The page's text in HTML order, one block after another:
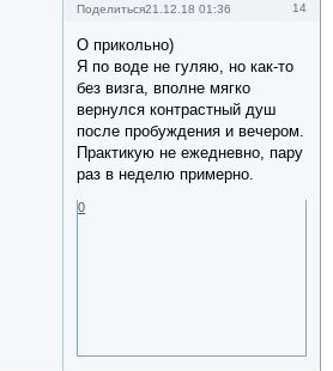
Поделиться 14
21.12.18 01:36
О прикольно)
Я по воде не гуляю, но как-то
без визга, вполне мягко
вернулся контрастный душ
после пробуждения и вечером.
Практикую не ежедневно, пару
раз в неделю примерно.
0